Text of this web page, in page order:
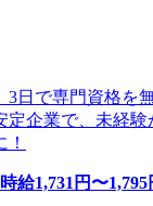
3日で専門資格を
企業で、未経験
時給1,731 円〜1,795